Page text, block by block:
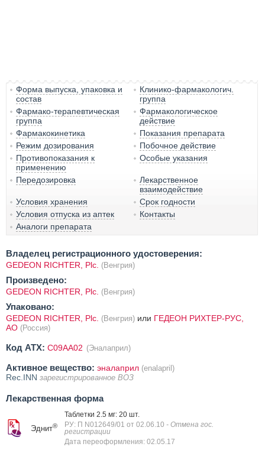
Форма выпуска, упаковка и
состав
Клинико-фармакологич.
группа
Фармако-терапевтическая
группа
Фармакологическое
действие
Фармакокинетика
Показания препарата
Режим дозирования
Побочное действие
Противопоказания к
применению
Особые указания
Передозировка
Лекарственное
взаимодействие
Условия хранения
Срок годности
Условия отпуска из аптек
Контакты
Аналоги препарата
Владелец регистрационного удостоверения:
GEDEON RICHTER, Plc. (Венгрия)
Произведено:
GEDEON RICHTER, Plc. (Венгрия)
Упаковано:
GEDEON RICHTER, Plc. (Венгрия) или ГЕДЕОН РИХТЕР-РУС,
АО (Россия)
Код ATX: C09AA02 (Эналаприл)
Активное вещество: эналаприл (enalapril)
Rec.INN зарегистрированное ВОЗ
Лекарственная форма
Эднит®
Таблетки 2.5 мг: 20 шт.
РУ: П N012649/01 от 02.06.10 - Отмена гос.
регистрации
Дата переоформления: 02.05.17